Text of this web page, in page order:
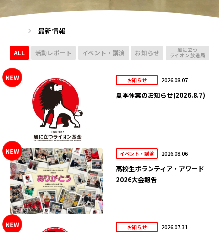
最新情報
ALL 活動レポート イベント・講演 お知らせ 風に立つ
ライオン放送局
お知らせ 2026.08.07
夏季休業のお知らせ(2026.8.7)
イベント・講演 2026.08.06
高校生ボランティア・アワード
2026大会報告
お知らせ 2026.07.31